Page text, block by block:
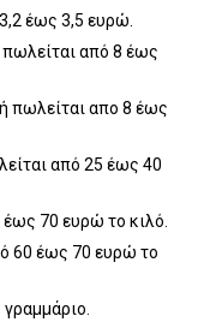
έως 3,5 ευρώ.
πωλείται από 8 έως
πωλείται απο 8 έως
από 25 έως 40
70 ευρώ το κιλό.
60 έως 70 ευρώ το